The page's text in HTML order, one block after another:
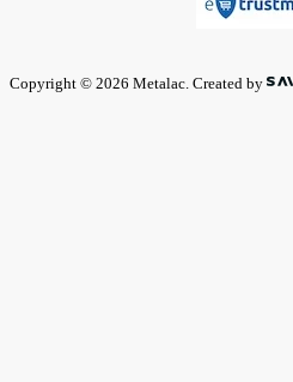
Copyright © 2026 Metalac. Created by